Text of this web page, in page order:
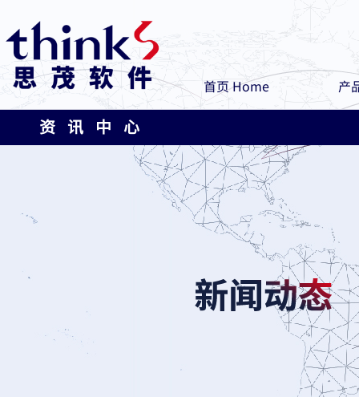
首页 Home 产
资 讯 中 心